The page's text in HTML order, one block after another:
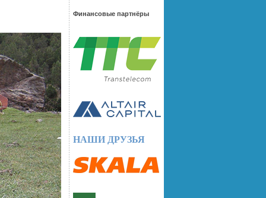
Финансовые партнёры
НАШИ ДРУЗЬЯ